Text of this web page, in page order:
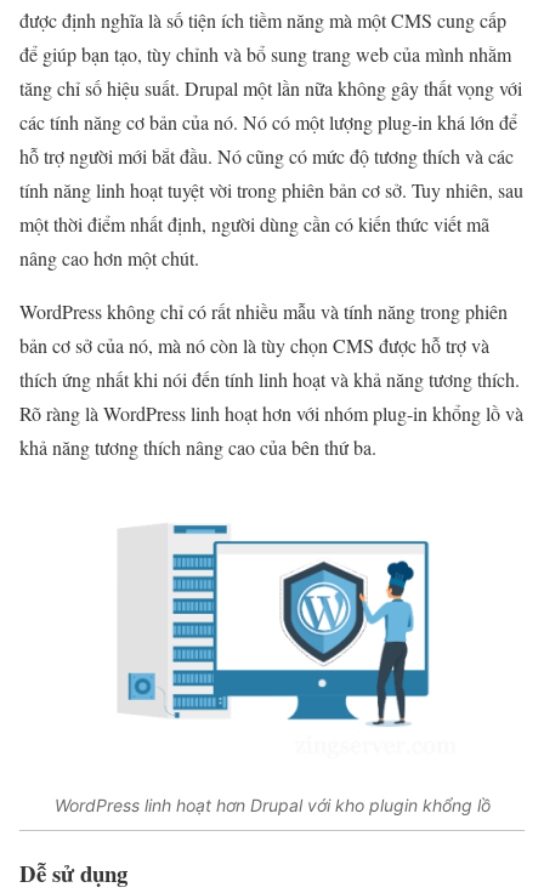
được định nghĩa là số tiện ích tiềm năng mà một CMS cung cấp
để giúp bạn tạo, tùy chỉnh và bổ sung trang web của mình nhằm
tăng chỉ số hiệu suất. Drupal một lần nữa không gây thất vọng với
các tính năng cơ bản của nó. Nó có một lượng plug-in khá lớn để
hỗ trợ người mới bắt đầu. Nó cũng có mức độ tương thích và các
tính năng linh hoạt tuyệt vời trong phiên bản cơ sở. Tuy nhiên, sau
một thời điểm nhất định, người dùng cần có kiến ​​thức viết mã
nâng cao hơn một chút.
WordPress không chỉ có rất nhiều mẫu và tính năng trong phiên
bản cơ sở của nó, mà nó còn là tùy chọn CMS được hỗ trợ và
thích ứng nhất khi nói đến tính linh hoạt và khả năng tương thích.
Rõ ràng là WordPress linh hoạt hơn với nhóm plug-in khổng lồ và
khả năng tương thích nâng cao của bên thứ ba.
WordPress linh hoạt hơn Drupal với kho plugin khổng lồ
Dễ sử dụng